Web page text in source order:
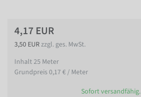
4,17 EUR
3,50 EURzzgl. ges. MwSt.
Inhalt25 Meter
Grundpreis0,17 € / Meter
Sofort versandfähig.